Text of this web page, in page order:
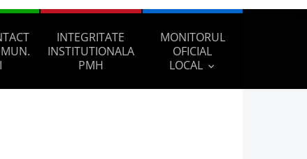
INTEGRITATE
INSTITUTIONALA
PMH
MONITORUL
OFICIAL
LOCAL